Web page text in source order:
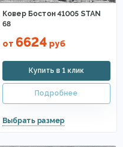
Ковер Бостон 41005 STAN
68
от 6624руб